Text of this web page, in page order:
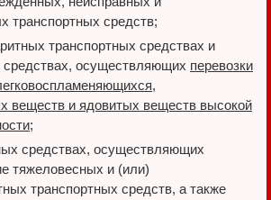
транспортных средств;
транспортных средствах и
средствах, осуществляющих перевозки
веществ и ядовитых веществ высокой
;
средствах, осуществляющих
тяжеловесных и (или)
транспортных средств, а также